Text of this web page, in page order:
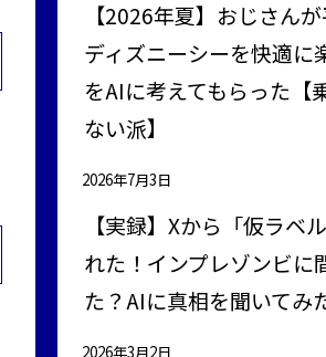
【2026年夏】おじさん
ディズニーシーを快適に
をAIに考えてもらった【
ない派】
2026年7月3日
【実録】Xから「仮ラベ
れた！インプレゾンビに
た？AIに真相を聞いてみ
2026年3月2日